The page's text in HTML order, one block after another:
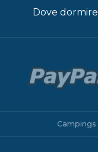
Dove dormire
Campings